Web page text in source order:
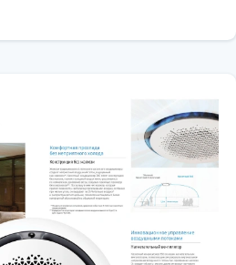
або бездротовий, центральний
систем).